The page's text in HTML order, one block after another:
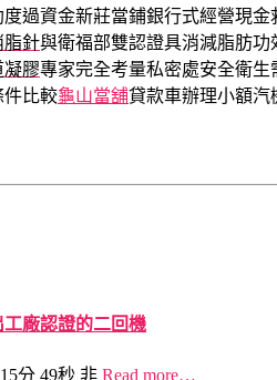
過資金新莊當鋪銀行式經營現金
脂針與衛福部雙認證具消減脂肪功
凝膠專家完全考量私密處安全衛
件比較龜山當舖貸款車辦理小額汽
廠認證的二回機
分 49秒 非 Read more…